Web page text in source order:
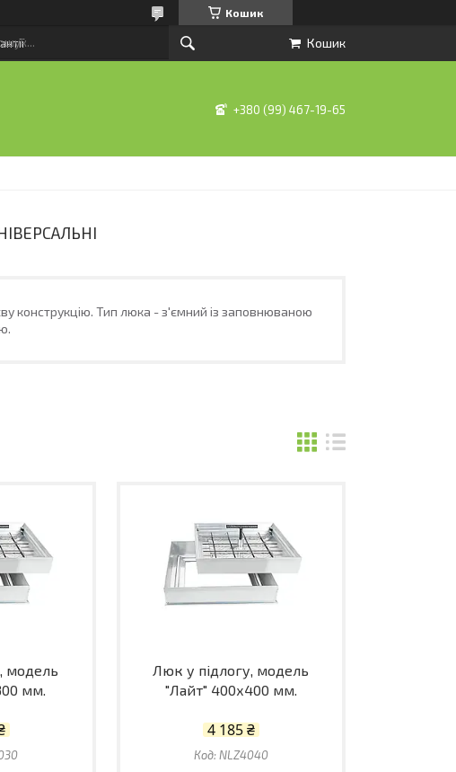
Кошик
Кошик
+380 (99) 467-19-65
конструкцію. Тип люка - з'ємний із заповнюваною
модель
мм.
Люк у підлогу, модель
"Лайт" 400х400 мм.
4 185 ₴
NLZ4040